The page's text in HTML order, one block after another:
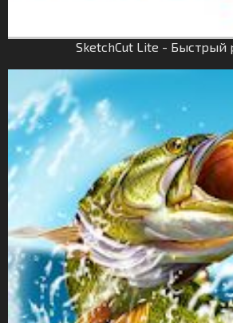
SketchCut Lite - Быстрый